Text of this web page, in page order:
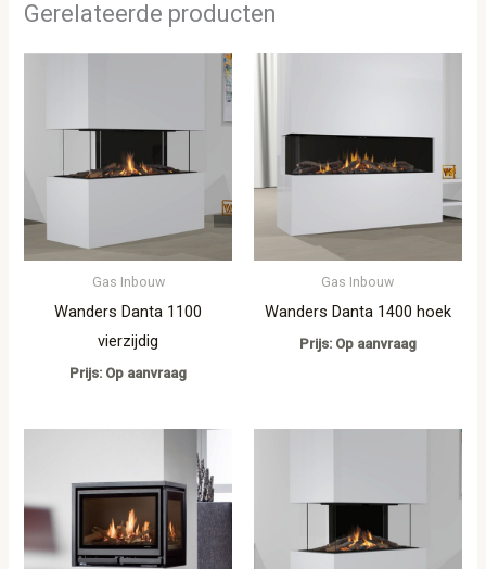
Gerelateerde producten
Gas Inbouw
Wanders Danta 1100
vierzijdig
Prijs: Op aanvraag
Gas Inbouw
Wanders Danta 1400 hoek
Prijs: Op aanvraag